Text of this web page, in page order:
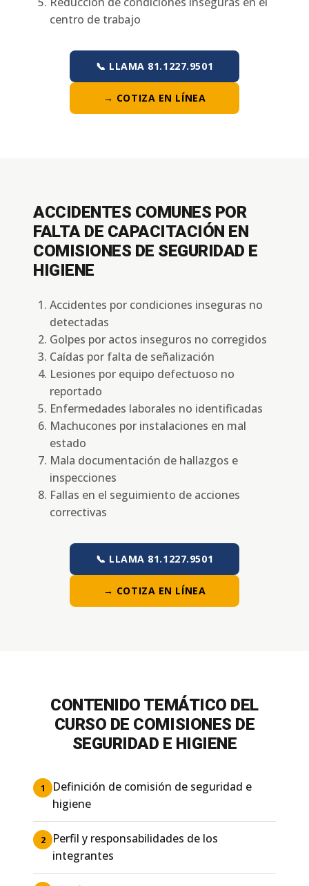
centro de trabajo
📞 LLAMA 81.1227.9501
→ COTIZA EN LÍNEA
ACCIDENTES COMUNES POR
FALTA DE CAPACITACIÓN EN
COMISIONES DE SEGURIDAD E
HIGIENE
Accidentes por condiciones inseguras no
detectadas
Golpes por actos inseguros no corregidos
Caídas por falta de señalización
Lesiones por equipo defectuoso no
reportado
Enfermedades laborales no identificadas
Machucones por instalaciones en mal
estado
Mala documentación de hallazgos e
inspecciones
Fallas en el seguimiento de acciones
correctivas
📞 LLAMA 81.1227.9501
→ COTIZA EN LÍNEA
CONTENIDO TEMÁTICO DEL
CURSO DE COMISIONES DE
SEGURIDAD E HIGIENE
1
Definición de comisión de seguridad e
higiene
2
Perfil y responsabilidades de los
integrantes